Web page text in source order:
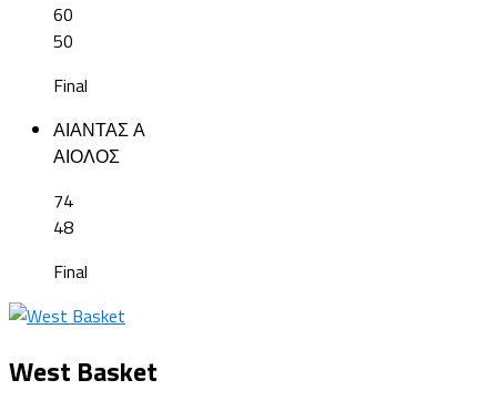
60
50
Final
ΑΙΑΝΤΑΣ Α
ΑΙΟΛΟΣ
74
48
Final
West Basket